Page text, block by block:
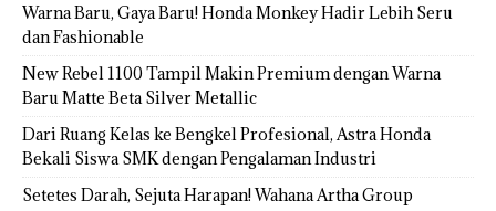
Warna Baru, Gaya Baru! Honda Monkey Hadir Lebih Seru
dan Fashionable
New Rebel 1100 Tampil Makin Premium dengan Warna
Baru Matte Beta Silver Metallic
Dari Ruang Kelas ke Bengkel Profesional, Astra Honda
Bekali Siswa SMK dengan Pengalaman Industri
Setetes Darah, Sejuta Harapan! Wahana Artha Group